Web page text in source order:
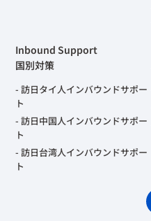
Inbound Support
国別対策
訪日タイ人インバウンドサポー
ト
訪日中国人インバウンドサポー
ト
訪日台湾人インバウンドサポー
ト